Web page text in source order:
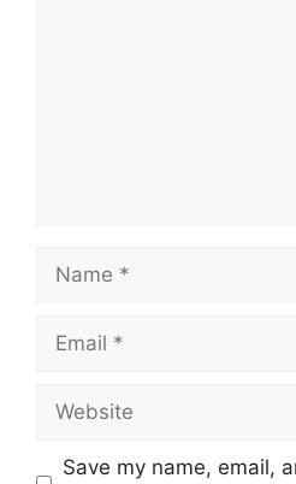
Save my name, email,